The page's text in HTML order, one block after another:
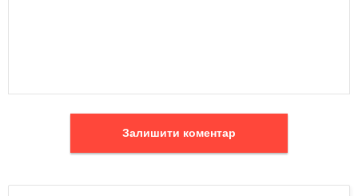
Залишити коментар